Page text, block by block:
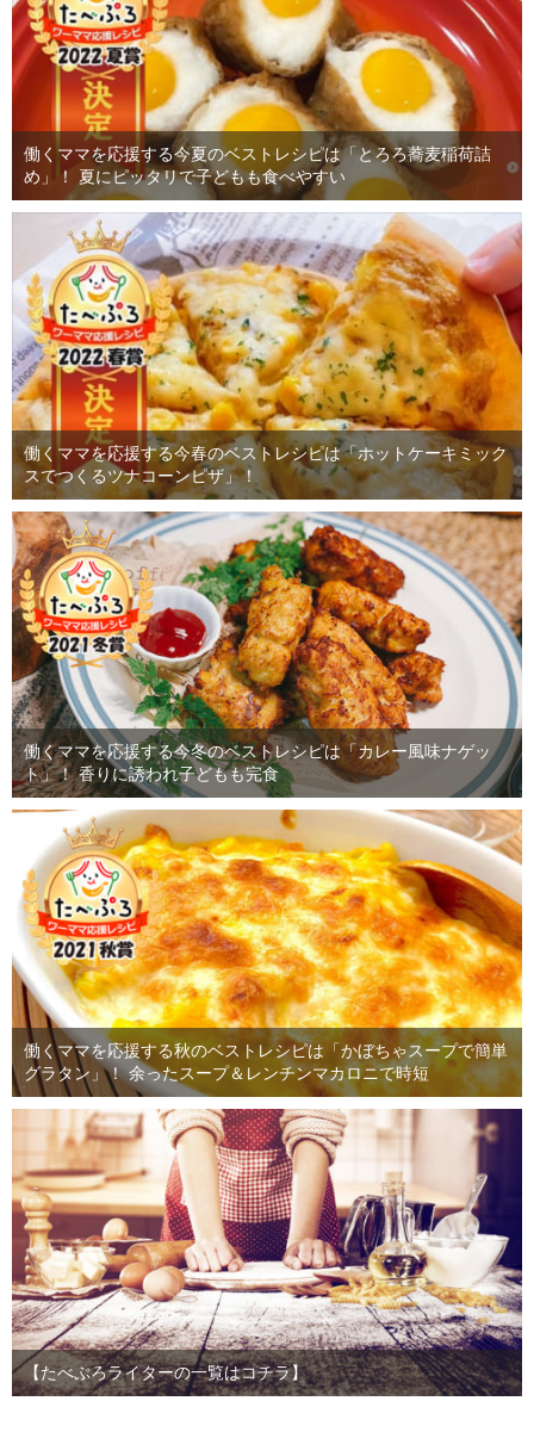
働くママを応援する今夏のベストレシピは「とろろ蕎麦稲荷詰
め」！ 夏にピッタリで子どもも食べやすい
働くママを応援する今春のベストレシピは「ホットケーキミック
スでつくるツナコーンピザ」！
働くママを応援する今冬のベストレシピは「カレー風味ナゲッ
ト」！ 香りに誘われ子どもも完食
働くママを応援する秋のベストレシピは「かぼちゃスープで簡単
グラタン」！ 余ったスープ＆レンチンマカロニで時短
【たべぷろライターの一覧はコチラ】